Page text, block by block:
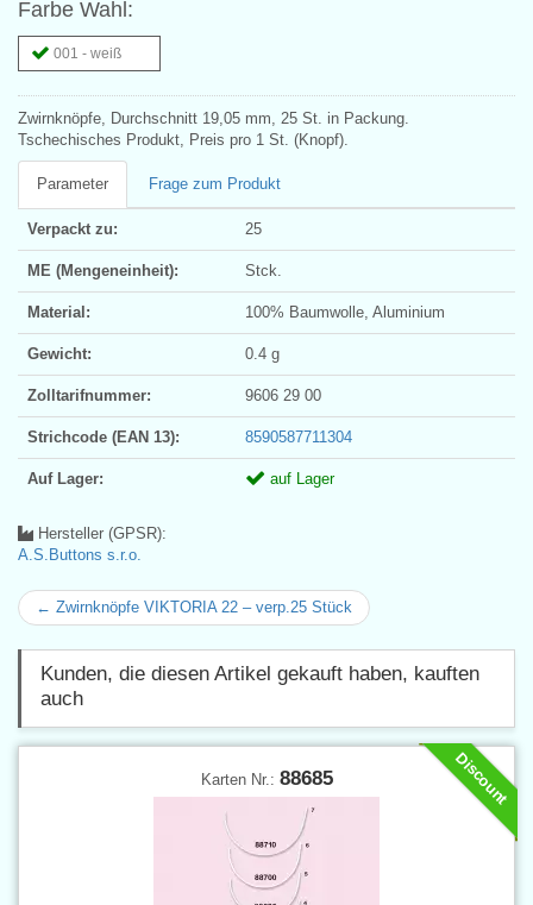
Farbe Wahl:
001 - weiß
Zwirnknöpfe, Durchschnitt 19,05 mm, 25 St. in Packung.
Tschechisches Produkt, Preis pro 1 St. (Knopf).
Parameter Frage zum Produkt
Verpackt zu: 25
ME (Mengeneinheit): Stck.
Material: 100% Baumwolle, Aluminium
Gewicht: 0.4 g
Zolltarifnummer: 9606 29 00
Strichcode (EAN 13): 8590587711304
Auf Lager: auf Lager
Hersteller (GPSR):
A.S.Buttons s.r.o.
← Zwirnknöpfe VIKTORIA 22 – verp.25 Stück
Kunden, die diesen Artikel gekauft haben, kauften
auch
Discount
Karten Nr.: 88685